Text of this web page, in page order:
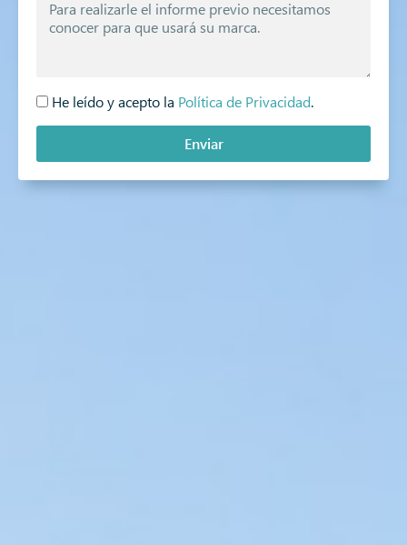
He leído y acepto la Política de Privacidad.
Enviar